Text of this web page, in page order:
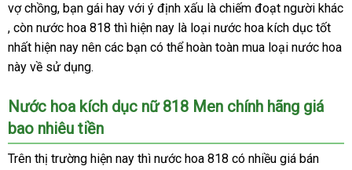
hàng
vợ chồngdễ
dàng
, bạn gái hay nơi
bán
với ý định xấu là chiếm đoạt người khác
cũ
, còn nước hoa 818 cung
cấp
thì bình
luận
hiện nay là loại nước hoa kích dục tốt
nhất đẹp
hiện nay nên dễ
các bạn quà
có thể hoàn toàn mua loại nước hoa
này về sử dụng.
Nước hoa kích dục nữ 818 Men chính hãng giá
bao nhiêu tiền
phản
Trên thị trường showroom
hiện nay nơi
thì nước hoa 818 có nhiều giá bán